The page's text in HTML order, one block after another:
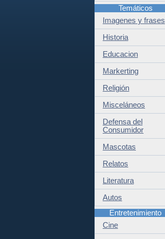
Temáticos
Imagenes y frases
Historia
Educacion
Markerting
Religión
Misceláneos
Defensa del
Consumidor
Mascotas
Relatos
Literatura
Autos
Entretenimiento
Cine